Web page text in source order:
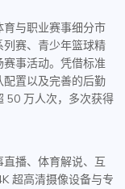
与职业赛事细分市
赛、青少年篮球精
事活动。凭借标准
置以及完善的后勤
50 万人次，多次获得
播、体育解说、互
超高清摄像设备与专